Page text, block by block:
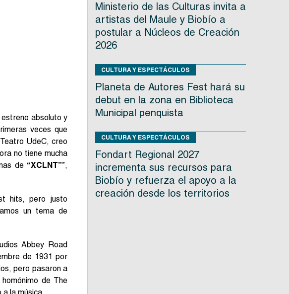
absoluto y
veces que
UdeC, creo
no tiene mucha
de “XCLNT””,
hits, pero justo
un tema de
Abbey Road
de 1931 por
pero pasaron a
de The
Ministerio de las Culturas invita a
artistas del Maule y Biobío a
postular a Núcleos de Creación
2026
CULTURA Y ESPECTÁCULOS
Planeta de Autores Fest hará su
debut en la zona en Biblioteca
Municipal penquista
CULTURA Y ESPECTÁCULOS
Fondart Regional 2027
incrementa sus recursos para
Biobío y refuerza el apoyo a la
creación desde los territorios